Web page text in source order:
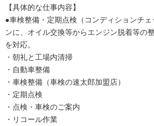
【具体的な仕事内容】
●車検整備・定期点検（コンディションチ
ンに、オイル交換等からエンジン脱着等の
を対応。
・朝礼と工場内清掃
・自動車整備
・車検整備（車検の速太郎加盟店）
・定期点検
・点検・車検のご案内
・リコール作業